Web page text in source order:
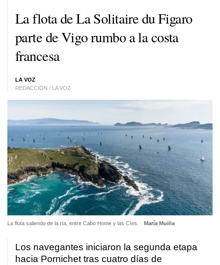
La flota de La Solitaire du Figaro
parte de Vigo rumbo a la costa
francesa
LA VOZ
REDACCIÓN / LA VOZ
La flota saliendo de la ría, entre Cabo Home y las Cíes. María Muiña
Los navegantes iniciaron la segunda etapa
hacia Pornichet tras cuatro días de